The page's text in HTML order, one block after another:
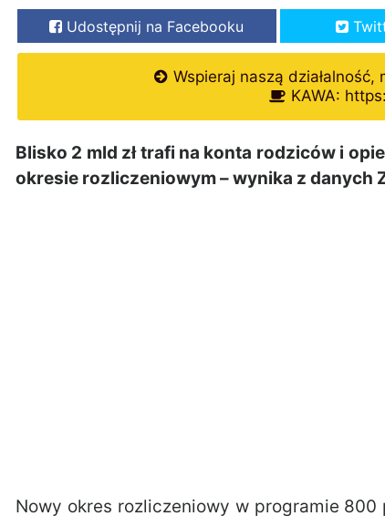
Udostępnij na Facebooku
Wspieraj naszą
KAWA:
Blisko 2 mld zł trafi na konta rodziców i
okresie rozliczeniowym – wynika z danych
Nowy okres rozliczeniowy w programie